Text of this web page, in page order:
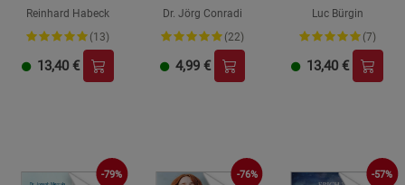
Reinhard Habeck
(13)
13,40 €
Dr. Jörg Conradi
(22)
4,99 €
Luc Bürgin
(7)
13,40 €
-79% -76% -57%